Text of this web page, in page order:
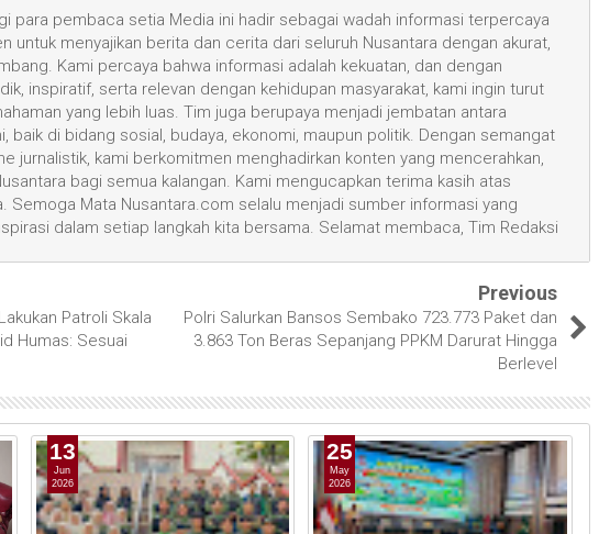
para pembaca setia Media ini hadir sebagai wadah informasi terpercaya
untuk menyajikan berita dan cerita dari seluruh Nusantara dengan akurat,
Kami percaya bahwa informasi adalah kekuatan, dan dengan
inspiratif, serta relevan dengan kehidupan masyarakat, kami ingin turut
yang lebih luas. Tim juga berupaya menjadi jembatan antara
baik di bidang sosial, budaya, ekonomi, maupun politik. Dengan semangat
jurnalistik, kami berkomitmen menghadirkan konten yang mencerahkan,
bagi semua kalangan. Kami mengucapkan terima kasih atas
Semoga Mata Nusantara.com selalu menjadi sumber informasi yang
dalam setiap langkah kita bersama. Selamat membaca, Tim Redaksi
Patroli Skala
Humas: Sesuai
Previous
Polri Salurkan Bansos Sembako 723.773 Paket dan
3.863 Ton Beras Sepanjang PPKM Darurat Hingga
Berlevel
13
Jun
2026
25
May
2026